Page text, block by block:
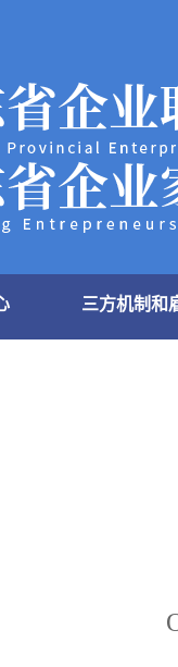
三方机制和